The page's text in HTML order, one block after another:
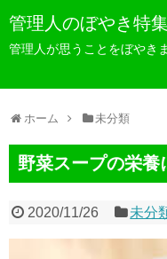
管理人のぼやき特集
管理人が思うことをぼやき
ホーム 未分類
野菜スープの栄養
2020/11/26 未分